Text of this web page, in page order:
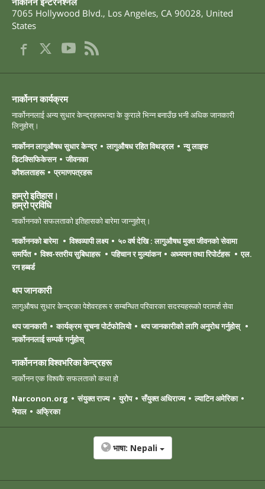
7065 Hollywood Blvd., Los Angeles, CA 90028, United
States
नार्कोनन कार्यक्रम
नार्कोननलाई अन्य सुधार केन्द्रहरूभन्दा के कुराले भिन्न बनाउँछ भनी अधिक जानकारी
लिनुहोस्।
नार्कोनन लागुऔषध सुधार केन्द्र
लागुऔषध रहित विथड्रल
न्यु लाइफ
डिटक्सिफिकेसन
जीवनका
कौशलताहरू
प्रमाणपत्रहरू
हाम्रो इतिहास।
हाम्रो ‍प्रविधि
नार्कोननको सफलताको इतिहासको बारेमा जान्नुहोस्।
नार्कोननको बारेमा
विश्वव्यापी लक्ष्य
५० वर्ष देखि : लागुऔषध मुक्त जीवनको सेवामा
समर्पित
विश्व-स्तरीय सुबिधाहरू पहिचान र मुल्यांकन अध्ययन तथा रिपोर्टहरू
एल.
रन हब्बर्ड
थप जानकारी
लागुऔषध सुधार केन्द्रका पेशेवरहरू र सम्बन्धित परिवारका सदस्यहरूको परामर्श सेवा
थप जानकारी
कार्यक्रम सूचना पोर्टफोलियो
थप जानकारीको लागि अनुरोध गर्नुहोस्
नार्कोननलाई सम्पर्क गर्नुहोस्
नार्कोननका विश्वभरिका केन्द्रहरू
नार्कोनन एक विश्वकै सफलताको कथा हो
Narconon.org
संयुक्त राज्य युरोप सँयुक्त अधिराज्य
ल्याटिन अमेरिका
नेपाल
अफ्रिका
भाषा: Nepali